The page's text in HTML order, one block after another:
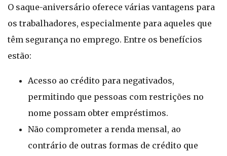
O saque-aniversário oferece várias vantagens para
os trabalhadores, especialmente para aqueles que
têm segurança no emprego. Entre os benefícios
estão:
Acesso ao crédito para negativados,
permitindo que pessoas com restrições no
nome possam obter empréstimos.
Não comprometer a renda mensal, ao
contrário de outras formas de crédito que